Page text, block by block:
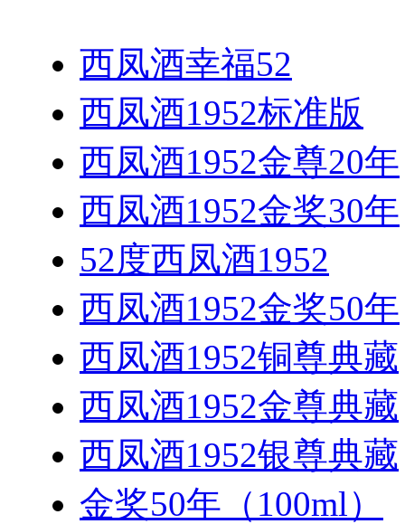
西凤酒幸福52
西凤酒1952标准版
西凤酒1952金尊20年
西凤酒1952金奖30年
52度西凤酒1952
西凤酒1952金奖50年
西凤酒1952铜尊典藏
西凤酒1952金尊典藏
西凤酒1952银尊典藏
金奖50年（100ml）